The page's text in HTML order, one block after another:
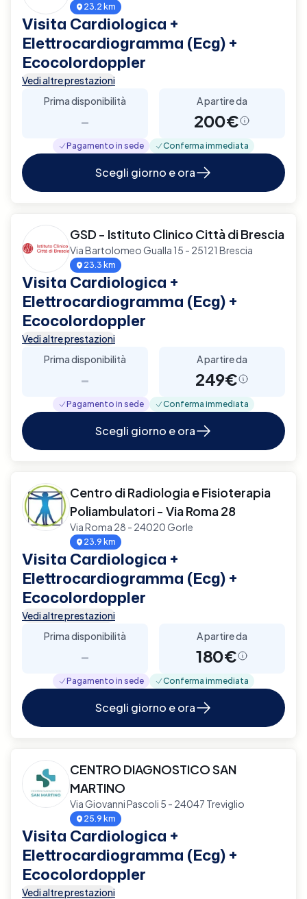
23.2 km
Visita Cardiologica +
Elettrocardiogramma (Ecg) +
Ecocolordoppler
Vedi altre prestazioni
Prima disponibilità
-
A partire da
200€
Pagamento in sede Conferma immediata
Scegli giorno e ora
GSD - Istituto Clinico Città di Brescia
Via Bartolomeo Gualla 15 - 25121 Brescia
23.3 km
Visita Cardiologica +
Elettrocardiogramma (Ecg) +
Ecocolordoppler
Vedi altre prestazioni
Prima disponibilità
-
A partire da
249€
Pagamento in sede Conferma immediata
Scegli giorno e ora
Centro di Radiologia e Fisioterapia
Poliambulatori - Via Roma 28
Via Roma 28 - 24020 Gorle
23.9 km
Visita Cardiologica +
Elettrocardiogramma (Ecg) +
Ecocolordoppler
Vedi altre prestazioni
Prima disponibilità
-
A partire da
180€
Pagamento in sede Conferma immediata
Scegli giorno e ora
CENTRO DIAGNOSTICO SAN
MARTINO
Via Giovanni Pascoli 5 - 24047 Treviglio
25.9 km
Visita Cardiologica +
Elettrocardiogramma (Ecg) +
Ecocolordoppler
Vedi altre prestazioni